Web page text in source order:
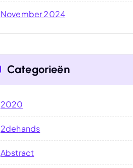
November 2024
Categorieën
2020
2dehands
Abstract